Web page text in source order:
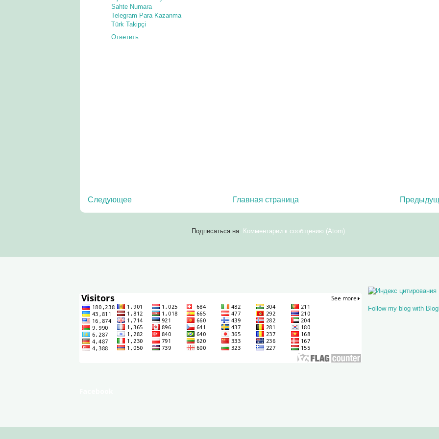
Sahte Numara
Telegram Para Kazanma
Türk Takipçi
Ответить
Следующее Главная страница
Подписаться на: Комментарии к сообщению (Atom)
Follow my blog with